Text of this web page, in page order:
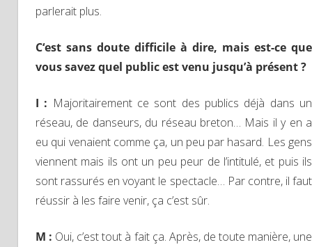
parlerait plus.
C‘est sans doute difficile à dire, mais est-ce que
voussavez quel public est venu jusqu’à présent?
I : Majoritairement ce sont des publics déjà dans un
réseau, de danseurs, du réseau breton… Mais il y en a
eu qui venaient comme ça, un peu par hasard. Les gens
viennent mais ils ont un peu peur de l’intitulé, et puis ils
sont rassurés en voyant le spectacle… Par contre, il faut
réussir à les faire venir, ça c’est sûr.
M : Oui, c’est tout à fait ça. Après, de toute manière, une